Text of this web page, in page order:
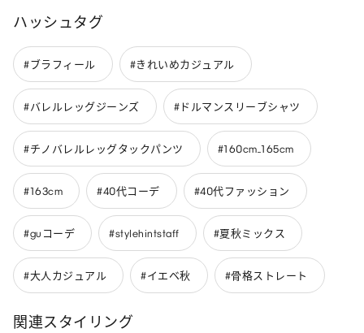
ハッシュタグ
#ブラフィール #きれいめカジュアル
#バレルレッグジーンズ #ドルマンスリーブシャツ
#チノバレルレッグタックパンツ #160cm_165cm
#163cm #40代コーデ #40代ファッション
#guコーデ #stylehintstaff #夏秋ミックス
#大人カジュアル #イエベ秋 #骨格ストレート
関連スタイリング